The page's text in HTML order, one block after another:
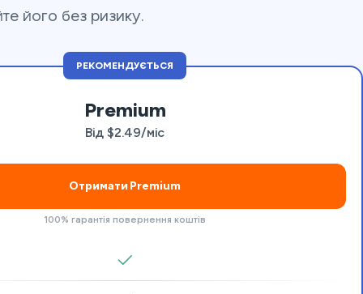
його без ризику.
РЕКОМЕНДУЄТЬСЯ
Premium
Від $2.49/міс
Отримати Premium
100% гарантія повернення коштів